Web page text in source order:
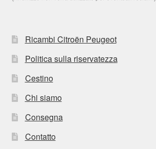
Ricambi Citroën Peugeot
Politica sulla riservatezza
Cestino
Chi siamo
Consegna
Contatto